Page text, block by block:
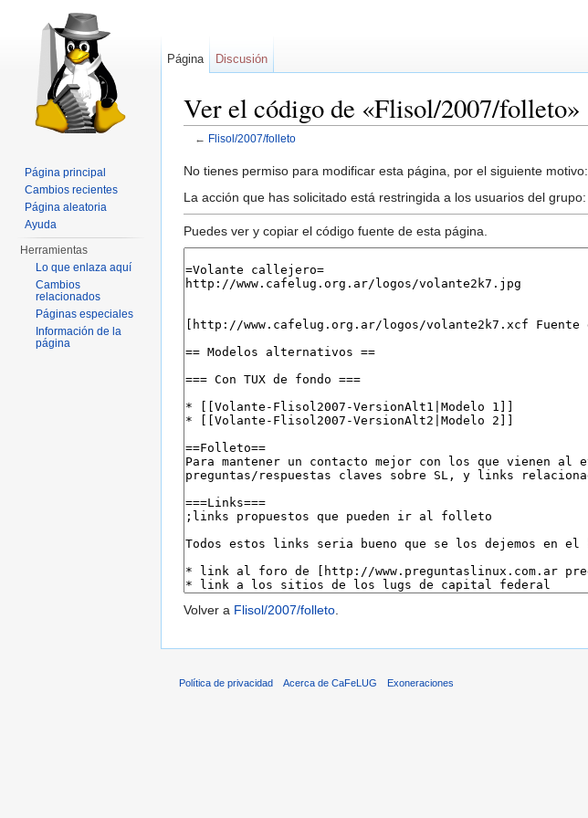
Ver el código de «Flisol/2007/folleto»
← Flisol/2007/folleto
No tienes permiso para modificar esta página, por el siguiente motivo:
La acción que has solicitado está restringida a los usuarios del grupo:
Puedes ver y copiar el código fuente de esta página.
Volver a Flisol/2007/folleto.
Página Discusión
Página principal
Cambios recientes
Página aleatoria
Ayuda
Herramientas
Lo que enlaza aquí
Cambios
relacionados
Páginas especiales
Información de la
página
Política de privacidad Acerca de CaFeLUG Exoneraciones